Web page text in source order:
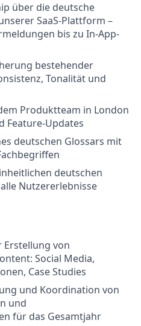
über die deutsche
SaaS-Plattform –
bis zu In-App-
bestehender
Tonalität und
Produktteam in London
Feature-Updates
deutschen Glossars mit
deutschen
Nutzererlebnisse
von
Social Media,
Case Studies
und Koordination von
und
für das Gesamtjahr